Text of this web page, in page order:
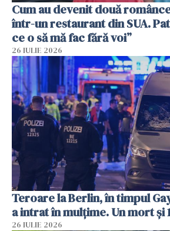
Cum au devenit două
într-un restaurant din SUA.
ce o să mă fac fără voi”
26 IULIE 2026
Teroare la Berlin, în timpul
a intrat în mulțime. Un mort și
26 IULIE 2026